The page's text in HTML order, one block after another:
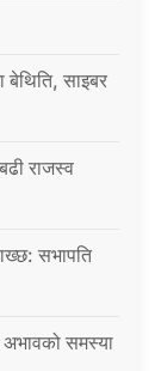
बेथिति, साइबर
राजस्व
सभापति
अभावको समस्या